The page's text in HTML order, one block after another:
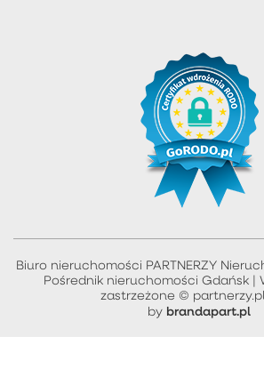
Biuro nieruchomości PARTNERZY
Pośrednik nieruchomości Gdańsk |
zastrzeżone ©
by brandapart.pl